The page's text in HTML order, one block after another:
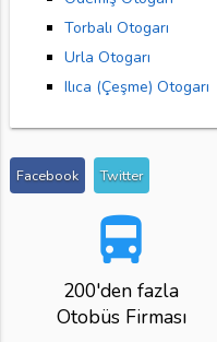
Torbalı Otogarı
Urla Otogarı
Ilıca (Çeşme) Otogarı
Facebook Twitter
directions_bus
200'den fazla
Otobüs Firması